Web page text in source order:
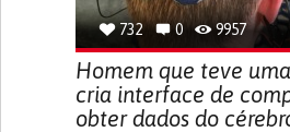
732 0 9957
Homem que teve
cria interface de
obter dados do